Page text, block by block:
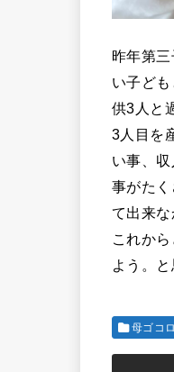
昨年第
い子ど
供3人と
3人目を
い事、
事がた
て出来な
これか
よう。
母ゴコロ